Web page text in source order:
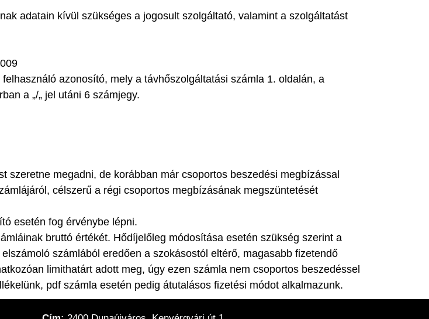
adatain kívül szükséges a jogosult szolgáltató, valamint a szolgáltatást
azonosító, mely a távhőszolgáltatási számla 1. oldalán, a
a „/„ jel utáni 6 számjegy.
szeretne megadni, de korábban már csoportos beszedési megbízással
célszerű a régi csoportos megbízásának megszüntetését
esetén fog érvénybe lépni.
bruttó értékét. Hődíjelőleg módosítása esetén szükség szerint a
számlából eredően a szokásostól eltérő, magasabb fizetendő
limithatárt adott meg, úgy ezen számla nem csoportos beszedéssel
pdf számla esetén pedig átutalásos fizetési módot alkalmazunk.